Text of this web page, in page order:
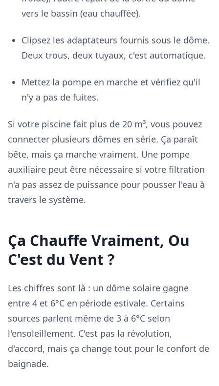
vers le bassin (eau chauffée).
Clipsez les adaptateurs fournis sous le dôme.
Deux trous, deux tuyaux, c'est automatique.
Mettez la pompe en marche et vérifiez qu'il
n'y a pas de fuites.
Si votre piscine fait plus de 20 m³, vous pouvez
connecter plusieurs dômes en série. Ça paraît
bête, mais ça marche vraiment. Une pompe
auxiliaire peut être nécessaire si votre filtration
n'a pas assez de puissance pour pousser l'eau à
travers le système.
Ça Chauffe Vraiment, Ou
C'est du Vent ?
Les chiffres sont là : un dôme solaire gagne
entre 4 et 6°C en période estivale. Certains
sources parlent même de 3 à 6°C selon
l'ensoleillement. C'est pas la révolution,
d'accord, mais ça change tout pour le confort de
baignade.